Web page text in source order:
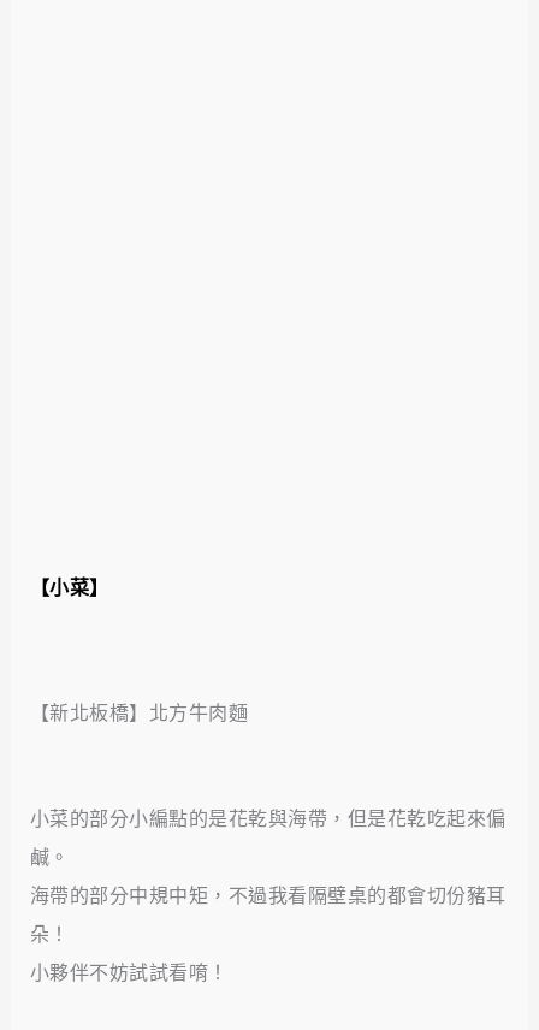
【小菜】
【新北板橋】北方牛肉麵
小菜的部分小編點的是花乾與海帶，但是花乾吃起來偏
鹹。
海帶的部分中規中矩，不過我看隔壁桌的都會切份豬耳
朵！
小夥伴不妨試試看唷！